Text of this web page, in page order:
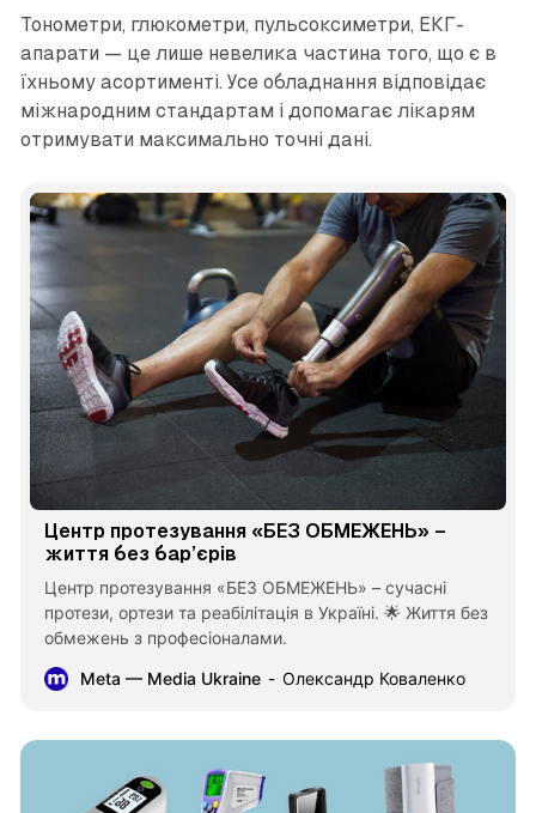
Тонометри, глюкометри, пульсоксиметри, ЕКГ-
апарати — це лише невелика частина того, що є в
їхньому асортименті. Усе обладнання відповідає
міжнародним стандартам і допомагає лікарям
отримувати максимально точні дані.
Центр протезування «БЕЗ ОБМЕЖЕНЬ» –
життя без бар’єрів
Центр протезування «БЕЗ ОБМЕЖЕНЬ» – сучасні
протези, ортези та реабілітація в Україні. 🌟 Життя без
обмежень з професіоналами.
Meta — Media Ukraine
Олександр Коваленко